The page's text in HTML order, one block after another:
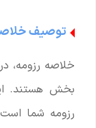
توصیف
خلاصه رزومه،
بخش هستند.
رزومه شما